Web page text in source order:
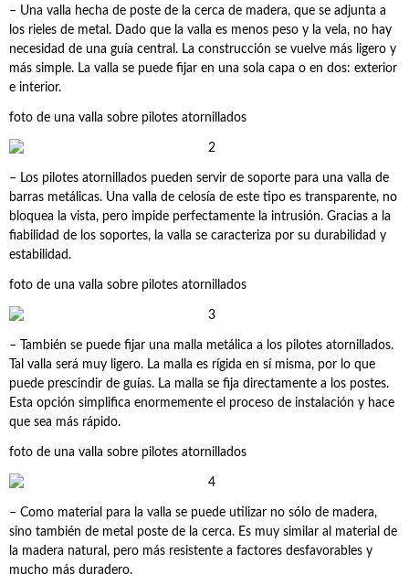
– Una valla hecha de poste de la cerca de madera, que se adjunta a
los rieles de metal. Dado que la valla es menos peso y la vela, no hay
necesidad de una guía central. La construcción se vuelve más ligero y
más simple. La valla se puede fijar en una sola capa o en dos: exterior
e interior.
foto de una valla sobre pilotes atornillados
– Los pilotes atornillados pueden servir de soporte para una valla de
barras metálicas. Una valla de celosía de este tipo es transparente, no
bloquea la vista, pero impide perfectamente la intrusión. Gracias a la
fiabilidad de los soportes, la valla se caracteriza por su durabilidad y
estabilidad.
foto de una valla sobre pilotes atornillados
– También se puede fijar una malla metálica a los pilotes atornillados.
Tal valla será muy ligero. La malla es rígida en sí misma, por lo que
puede prescindir de guías. La malla se fija directamente a los postes.
Esta opción simplifica enormemente el proceso de instalación y hace
que sea más rápido.
foto de una valla sobre pilotes atornillados
– Como material para la valla se puede utilizar no sólo de madera,
sino también de metal poste de la cerca. Es muy similar al material de
la madera natural, pero más resistente a factores desfavorables y
mucho más duradero.